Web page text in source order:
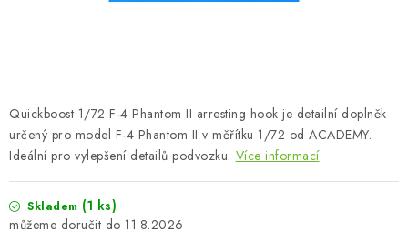
O nás Moje objednávka Kontakty
Doprava a platba
Obchodní podmínky
Podmínky ochrany osobních údajů
Reklamační řád
Velkoobchod (B2B)
Převodník modelářských barev
Quickboost 1/72 F-4 Phantom II arresting hook je detailní doplněk
určený pro model F-4 Phantom II v měřítku 1/72 od ACADEMY.
Ideální pro vylepšení detailů podvozku. Více informací
Skladem (1 ks)
11.8.2026